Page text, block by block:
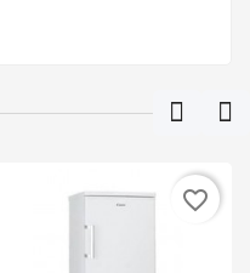
favorite_border